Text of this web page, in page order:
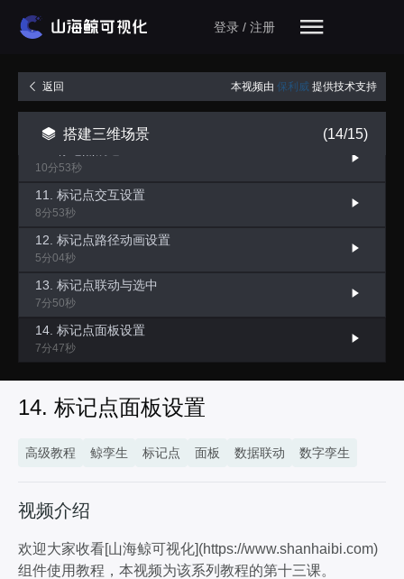
登录 / 注册
返回 本视频由 保利威 提供技术支持
搭建三维场景 (14/15)
7. 漫游相机教程
4分18秒
9. 第三人称相机设置
10分53秒
11. 标记点交互设置
8分53秒
12. 标记点路径动画设置
5分04秒
13. 标记点联动与选中
7分50秒
14. 标记点面板设置
7分47秒
14. 标记点面板设置
高级教程 鲸孪生 标记点 面板 数据联动 数字孪生
视频介绍
欢迎大家收看[山海鲸可视化](https://www.shanhaibi.com)
组件使用教程，本视频为该系列教程的第十三课。